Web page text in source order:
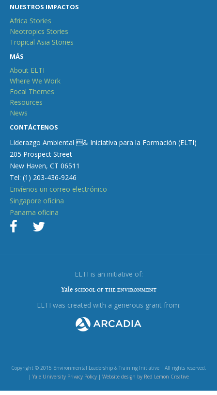
NUESTROS IMPACTOS
Africa Stories
Neotropics Stories
Tropical Asia Stories
MÁS
About ELTI
Where We Work
Focal Themes
Resources
News
CONTÁCTENOS
Liderazgo Ambiental & Iniciativa para la Formación (ELTI)
205 Prospect Street
New Haven, CT 06511
Tel: (1) 203-436-9246
Envíenos un correo electrónico
Singapore oficina
Panama oficina
ELTI is an initiative of:
ELTI was created with a generous grant from:
Copyright © 2015 Environmental Leadership & Training Initiative | All rights reserved.
| Yale University Privacy Policy| Website design by Red Lemon Creative